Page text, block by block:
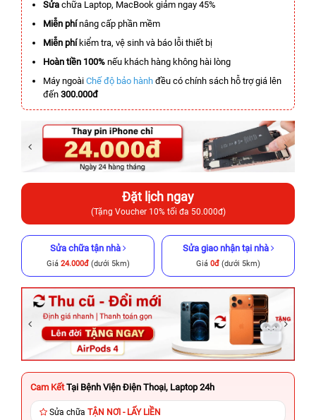
Sửa chữa Laptop, MacBook giảm ngay 45%
Miễn phínâng cấp phần mềm
Miễn phíkiểm tra, vệ sinh và báo lỗi thiết bị
Hoàn tiền 100% nếu khách hàng không hài lòng
Máy ngoài Chế độ bảo hành đều có chính sách hỗ trợ giá lên
đến 300.000đ
Đặt lịch ngay
(Tặng Voucher 10% tối đa 50.000đ)
Sửa chữa tận nhà
Giá 24.000đ(dưới 5km)
Sửa giao nhận tại nhà
Giá 0đ (dưới 5km)
Cam Kết Tại Bệnh Viện Điện Thoại, Laptop 24h
Sửa chữa TẬN NƠI - LẤY LIỀN